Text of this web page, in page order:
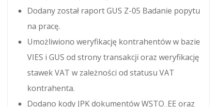
Dodany został raport GUS Z-05 Badanie popytu
na pracę.
Umożliwiono weryfikację kontrahentów w bazie
VIES i GUS od strony transakcji oraz weryfikację
stawek VAT w zależności od statusu VAT
kontrahenta.
Dodano kody JPK dokumentów WSTO_EE oraz